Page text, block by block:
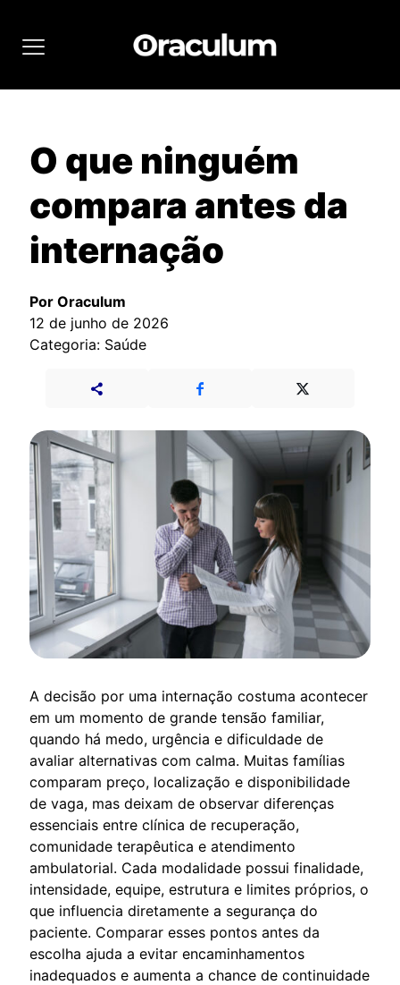
O que ninguém
compara antes da
internação
Por Oraculum
12 de junho de 2026
Categoria: Saúde
A decisão por uma internação costuma acontecer
em um momento de grande tensão familiar,
quando há medo, urgência e dificuldade de
avaliar alternativas com calma. Muitas famílias
comparam preço, localização e disponibilidade
de vaga, mas deixam de observar diferenças
essenciais entre clínica de recuperação,
comunidade terapêutica e atendimento
ambulatorial. Cada modalidade possui finalidade,
intensidade, equipe, estrutura e limites próprios, o
que influencia diretamente a segurança do
paciente. Comparar esses pontos antes da
escolha ajuda a evitar encaminhamentos
inadequados e aumenta a chance de continuidade